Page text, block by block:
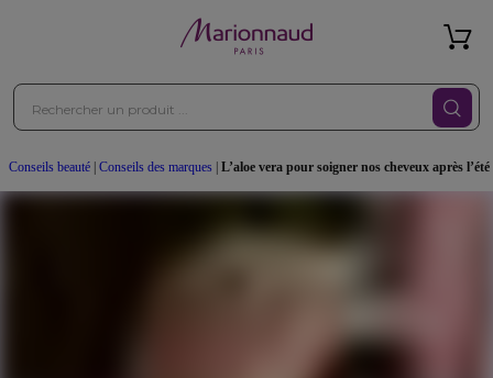
Conseils beauté Conseils des marques L’aloe vera pour soigner nos cheveux après l’été